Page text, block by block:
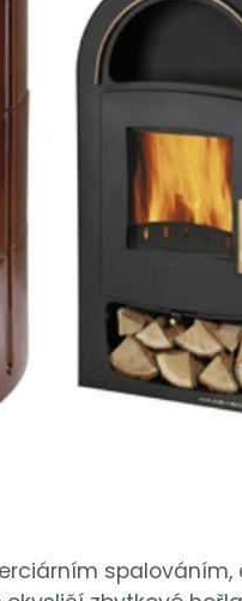
spalováním,